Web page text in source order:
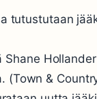
tutustutaan
Hollander
(Town &